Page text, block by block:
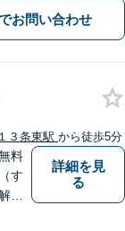
男女関係が原因の
ンライン相談OK】
お問い合わせ
３条東駅 から徒歩5分
料
す
詳細を見
る